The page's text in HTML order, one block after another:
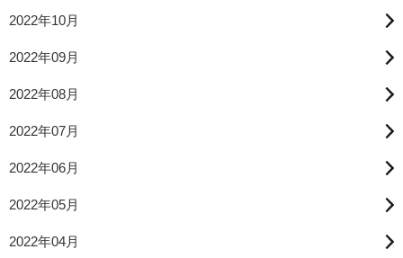
2022年10月
2022年09月
2022年08月
2022年07月
2022年06月
2022年05月
2022年04月